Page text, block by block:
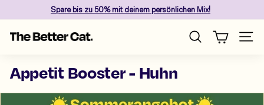
to
content
Pause
Sparebis zu 50%mit deinem persönlichen Mix!
T
e
B
e
Search Site
Appetit Booster - Huhn